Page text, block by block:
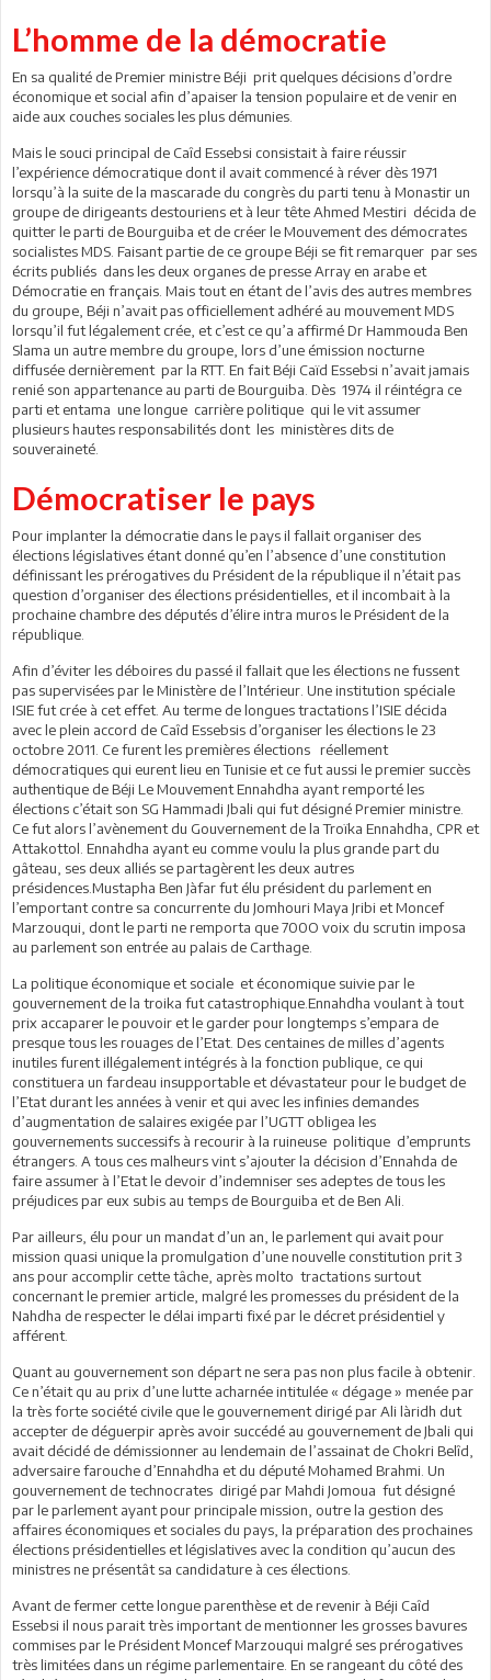
L’homme de la démocratie
En sa qualité de Premier ministre Béji prit quelques décisions d’ordre
économique et social afin d’apaiser la tension populaire et de venir en
aide aux couches sociales les plus démunies.
Mais le souci principal de Caîd Essebsi consistait à faire réussir
l’expérience démocratique dont il avait commencé à réver dès 1971
lorsqu’à la suite de la mascarade du congrès du parti tenu à Monastir un
groupe de dirigeants destouriens et à leur tête Ahmed Mestiri décida de
quitter le parti de Bourguiba et de créer le Mouvement des démocrates
socialistes MDS. Faisant partie de ce groupe Béji se fit remarquer par ses
écrits publiés dans les deux organes de presse Array en arabe et
Démocratie en français. Mais tout en étant de l’avis des autres membres
du groupe, Béji n’avait pas officiellement adhéré au mouvement MDS
lorsqu’il fut légalement crée, et c’est ce qu’a affirmé Dr Hammouda Ben
Slama un autre membre du groupe, lors d’une émission nocturne
diffusée dernièrement par la RTT. En fait Béji Caïd Essebsi n’avait jamais
renié son appartenance au parti de Bourguiba. Dès 1974 il réintégra ce
parti et entama une longue carrière politique qui le vit assumer
plusieurs hautes responsabilités dont les ministères dits de
souveraineté.
Démocratiser le pays
Pour implanter la démocratie dans le pays il fallait organiser des
élections législatives étant donné qu’en l’absence d’une constitution
définissant les prérogatives du Président de la république il n’était pas
question d’organiser des élections présidentielles, et il incombait à la
prochaine chambre des députés d’élire intra muros le Président de la
république.
Afin d’éviter les déboires du passé il fallait que les élections ne fussent
pas supervisées par le Ministère de l’Intérieur. Une institution spéciale
ISIE fut crée à cet effet. Au terme de longues tractations l’ISIE décida
avec le plein accord de Caîd Essebsis d’organiser les élections le 23
octobre 2011. Ce furent les premières élections réellement
démocratiques qui eurent lieu en Tunisie et ce fut aussi le premier succès
authentique de Béji Le Mouvement Ennahdha ayant remporté les
élections c’était son SG Hammadi Jbali qui fut désigné Premier ministre.
Ce fut alors l’avènement du Gouvernement de la Troïka Ennahdha, CPR et
Attakottol. Ennahdha ayant eu comme voulu la plus grande part du
gâteau, ses deux alliés se partagèrent les deux autres
présidences.Mustapha Ben Jàfar fut élu président du parlement en
l’emportant contre sa concurrente du Jomhouri Maya Jribi et Moncef
Marzouqui, dont le parti ne remporta que 700O voix du scrutin imposa
au parlement son entrée au palais de Carthage.
La politique économique et sociale et économique suivie par le
gouvernement de la troika fut catastrophique.Ennahdha voulant à tout
prix accaparer le pouvoir et le garder pour longtemps s’empara de
presque tous les rouages de l’Etat. Des centaines de milles d’agents
inutiles furent illégalement intégrés à la fonction publique, ce qui
constituera un fardeau insupportable et dévastateur pour le budget de
l’Etat durant les années à venir et qui avec les infinies demandes
d’augmentation de salaires exigée par l’UGTT obligea les
gouvernements successifs à recourir à la ruineuse politique d’emprunts
étrangers. A tous ces malheurs vint s’ajouter la décision d’Ennahda de
faire assumer à l’Etat le devoir d’indemniser ses adeptes de tous les
préjudices par eux subis au temps de Bourguiba et de Ben Ali.
Par ailleurs, élu pour un mandat d’un an, le parlement qui avait pour
mission quasi unique la promulgation d’une nouvelle constitution prit 3
ans pour accomplir cette tâche, après molto tractations surtout
concernant le premier article, malgré les promesses du président de la
Nahdha de respecter le délai imparti fixé par le décret présidentiel y
afférent.
Quant au gouvernement son départ ne sera pas non plus facile à obtenir.
Ce n’était qu au prix d’une lutte acharnée intitulée « dégage » menée par
la très forte société civile que le gouvernement dirigé par Ali làridh dut
accepter de déguerpir après avoir succédé au gouvernement de Jbali qui
avait décidé de démissionner au lendemain de l’assainat de Chokri Belîd,
adversaire farouche d’Ennahdha et du député Mohamed Brahmi. Un
gouvernement de technocrates dirigé par Mahdi Jomoua fut désigné
par le parlement ayant pour principale mission, outre la gestion des
affaires économiques et sociales du pays, la préparation des prochaines
élections présidentielles et législatives avec la condition qu’aucun des
ministres ne présentât sa candidature à ces élections.
Avant de fermer cette longue parenthèse et de revenir à Béji Caîd
Essebsi il nous parait très important de mentionner les grosses bavures
commises par le Président Moncef Marzouqui malgré ses prérogatives
très limitées dans un régime parlementaire. En se rangeant du côté des